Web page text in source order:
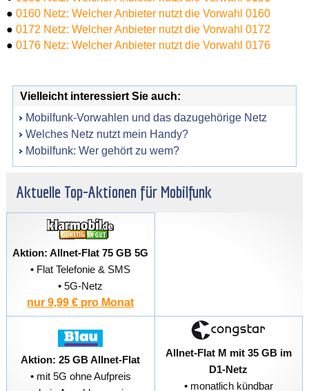
● 0160 Netz: Welcher Anbieter nutzt die Vorwahl 0160
● 0172 Netz: Welcher Anbieter nutzt die Vorwahl 0172
● 0176 Netz: Welcher Anbieter nutzt die Vorwahl 0176
Vielleicht interessiert Sie auch:
Mobilfunk-Vorwahlen und das dazugehörige Netz
Welches Netz nutzt mein Handy?
Mobilfunk: Wer gehört zu wem?
Aktuelle Top-Aktionen für Mobilfunk
Aktion: Allnet-Flat 75 GB 5G
• Flat Telefonie & SMS
• 5G-Netz
nur 9,99 € pro Monat
Aktion: 25 GB Allnet-Flat
• mit 5G ohne Aufpreis
Allnet-Flat M mit 35 GB im
D1-Netz
• monatlich kündbar